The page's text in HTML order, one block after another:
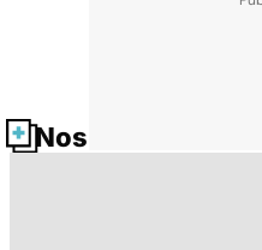
Nos fiches santé